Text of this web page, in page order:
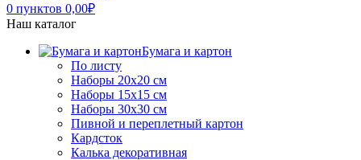
0 пунктов 0,00₽
Наш каталог
Бумага и картон
По листу
Наборы 20х20 см
Наборы 15х15 см
Наборы 30х30 см
Пивной и переплетный картон
Кардсток
Калька декоративная